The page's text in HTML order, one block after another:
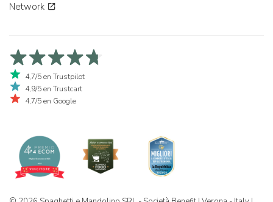
Network
4,7/5 en Trustpilot
4,9/5 en Trustcart
4,7/5 en Google